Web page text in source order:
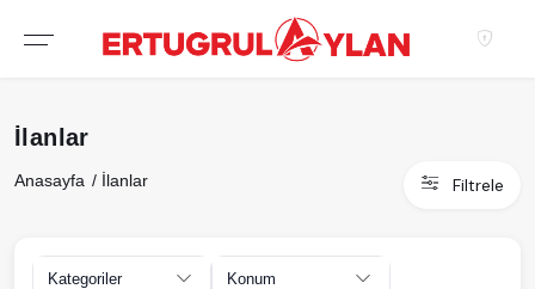
İlanlar
Anasayfa İlanlar Filtrele
Kategoriler Konum
Hakkımızda
EKIBIMIZ
EMLAK SITELERIMIZ
EMLAK OFISLERIMIZ